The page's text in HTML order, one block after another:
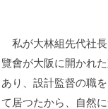
私が大林組先代社
覽會が大阪に開かれ
あり、設計監督の職
て居つたから、自然